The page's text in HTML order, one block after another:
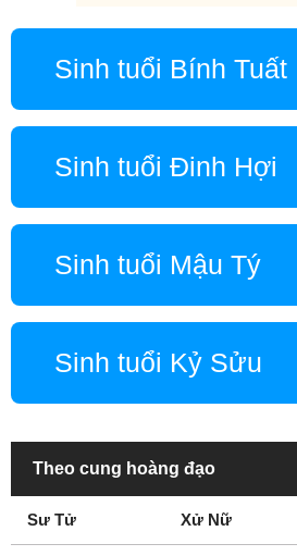
Sinh tuổi Bính Tuất
Sinh tuổi Đinh Hợi
Sinh tuổi Mậu Tý
Sinh tuổi Kỷ Sửu
Theo cung hoàng đạo
Sư Tử Xử Nữ